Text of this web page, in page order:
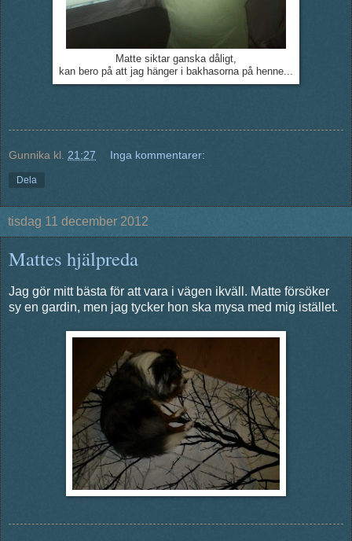
Matte siktar ganska dåligt,
kan bero på att jag hänger i bakhasorna på henne...
Gunnika kl. 21:27 Inga kommentarer:
Dela
tisdag 11 december 2012
Mattes hjälpreda
Jag gör mitt bästa för att vara i vägen ikväll. Matte försöker
sy en gardin, men jag tycker hon ska mysa med mig istället.